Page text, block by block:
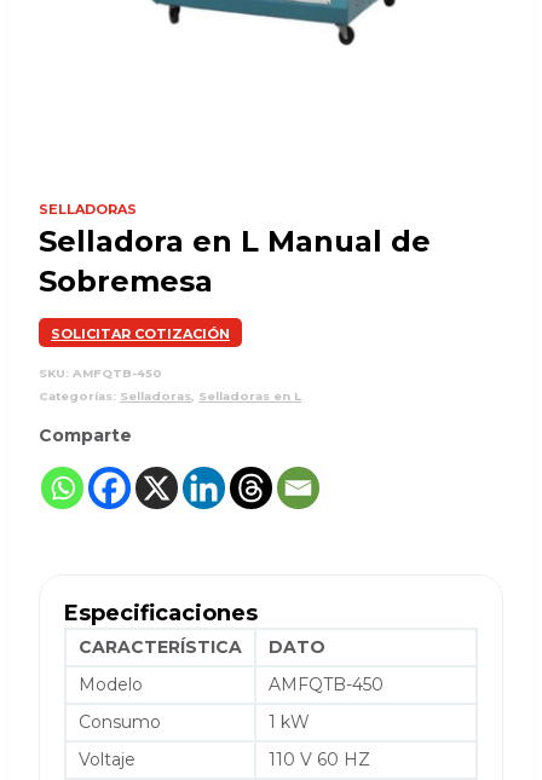
SELLADORAS
Selladora en L Manual de
Sobremesa
SOLICITAR COTIZACIÓN
SKU: AMFQTB-450
Categorías: Selladoras, Selladoras en L
Comparte
Especificaciones
CARACTERÍSTICA
DATO
Modelo
AMFQTB-450
Consumo
1 kW
Voltaje
110 V 60 HZ